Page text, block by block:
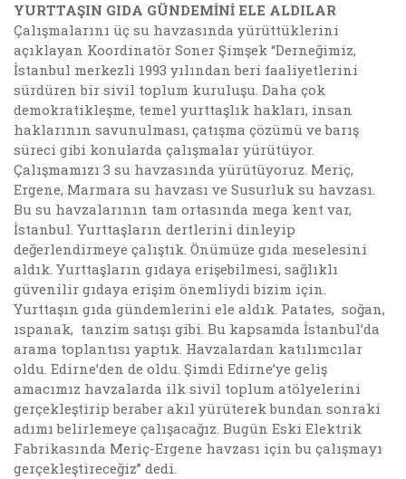
YURTTAŞIN GIDA GÜNDEMİNİ ELE ALDILAR
Çalışmalarını üç su havzasında yürüttüklerini
açıklayan Koordinatör Soner Şimşek “Derneğimiz,
İstanbul merkezli 1993 yılından beri faaliyetlerini
sürdüren bir sivil toplum kuruluşu. Daha çok
demokratikleşme, temel yurttaşlık hakları, insan
haklarının savunulması, çatışma çözümü ve barış
süreci gibi konularda çalışmalar yürütüyor.
Çalışmamızı 3 su havzasında yürütüyoruz. Meriç,
Ergene, Marmara su havzası ve Susurluk su havzası.
Bu su havzalarının tam ortasında mega kent var,
İstanbul. Yurttaşların dertlerini dinleyip
değerlendirmeye çalıştık. Önümüze gıda meselesini
aldık. Yurttaşların gıdaya erişebilmesi, sağlıklı
güvenilir gıdaya erişim önemliydi bizim için.
Yurttaşın gıda gündemlerini ele aldık. Patates, soğan,
ıspanak, tanzim satışı gibi. Bu kapsamda İstanbul’da
arama toplantısı yaptık. Havzalardan katılımcılar
oldu. Edirne’den de oldu. Şimdi Edirne’ye geliş
amacımız havzalarda ilk sivil toplum atölyelerini
gerçekleştirip beraber akıl yürüterek bundan sonraki
adımı belirlemeye çalışacağız. Bugün Eski Elektrik
Fabrikasında Meriç-Ergene havzası için bu çalışmayı
gerçekleştireceğiz” dedi.